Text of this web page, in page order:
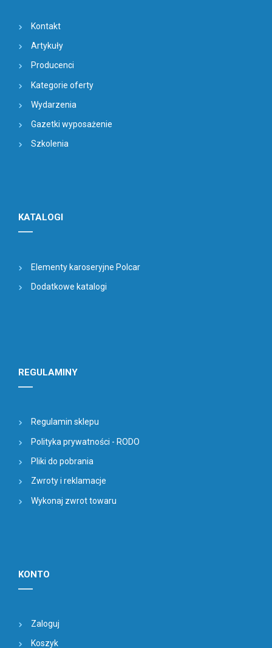
Kontakt
Artykuły
Producenci
Kategorie oferty
Wydarzenia
Gazetki wyposażenie
Szkolenia
KATALOGI
Elementy karoseryjne Polcar
Dodatkowe katalogi
REGULAMINY
Regulamin sklepu
Polityka prywatności - RODO
Pliki do pobrania
Zwroty i reklamacje
Wykonaj zwrot towaru
KONTO
Zaloguj
Koszyk